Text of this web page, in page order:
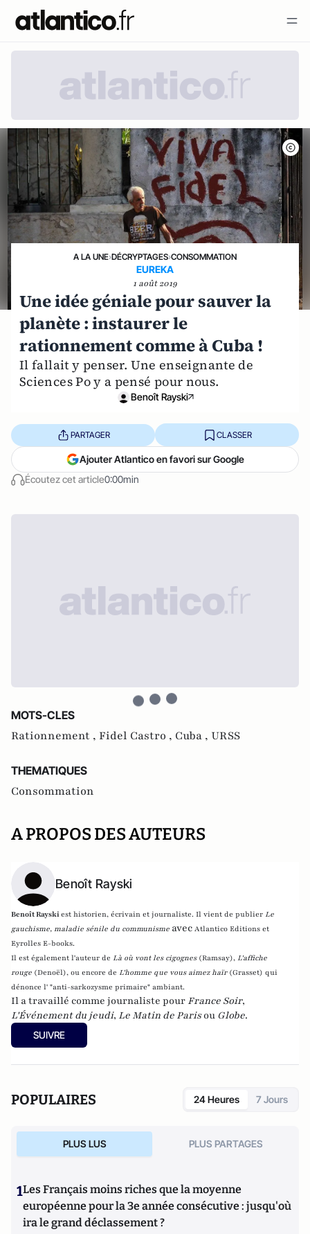
A LA UNE›DÉCRYPTAGES›CONSOMMATION
EUREKA
1 août 2019
Une idée géniale pour sauver la
planète : instaurer le
rationnement comme à Cuba !
Il fallait y penser. Une enseignante de
Sciences Po y a pensé pour nous.
Benoît Rayski
Écoutez cet article0:00min
PARTAGER CLASSER
Ajouter Atlantico en favori sur Google
MOTS-CLES
Rationnement , Fidel Castro , Cuba , URSS
THEMATIQUES
Consommation
A PROPOS DES AUTEURS
Benoît Rayski
Benoît Rayskiest historien, écrivain et journaliste. Il vient de publier Le
gauchisme, maladie sénile du communisme avec Atlantico Editions et
Eyrolles E-books.
Il est également l'auteur de Là où vont les cigognes (Ramsay), L'affiche
rouge (Denoël), ou encore de L'homme que vous aimez haïr (Grasset) qui
dénonce l' "anti-sarkozysme primaire" ambiant.
Il a travaillé comme journaliste pour France Soir,
L'Événement du jeudi, Le Matin de Parisou Globe.
SUIVRE
POPULAIRES 24 Heures 7 Jours
PLUS LUS PLUS PARTAGES
1Les Français moins riches que la moyenne
européenne pour la 3e année consécutive : jusqu'où
ira le grand déclassement ?